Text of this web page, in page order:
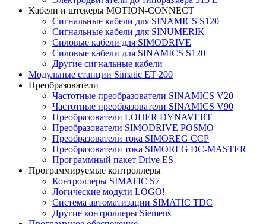
Кабели и штекеры MOTION-CONNECT
Сигнальные кабели для SINAMICS S120
Сигнальные кабели для SINUMERIK
Силовые кабели для SIMODRIVE
Силовые кабели для SINAMICS S120
Другие сигнальные кабели
Модульные станции Simatic ET 200
Преобразователи
Частотные преобразователи SINAMICS V20
Частотные преобразователи SINAMICS V90
Преобразователи LOHER DYNAVERT
Преобразователи SIMODRIVE POSMO
Преобразователи тока SIMOREG CCP
Преобразователи тока SIMOREG DC-MASTER
Программный пакет Drive ES
Программируемые контроллеры
Контроллеры SIMATIC S7
Логические модули LOGO!
Система автоматизации SIMATIC TDC
Другие контроллеры Siemens